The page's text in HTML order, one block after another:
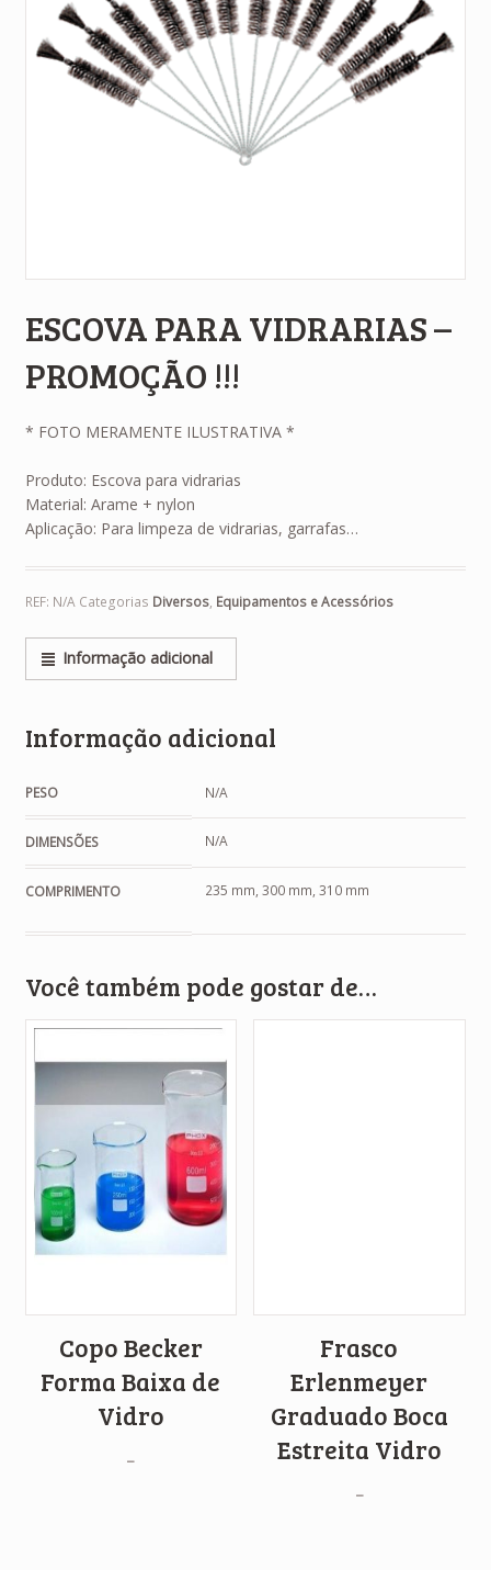
ESCOVA PARA VIDRARIAS –
PROMOÇÃO !!!
* FOTO MERAMENTE ILUSTRATIVA *
Produto: Escova para vidrarias
Material: Arame + nylon
Aplicação: Para limpeza de vidrarias, garrafas…
REF: N/A Categorias Diversos, Equipamentos e Acessórios
Informação adicional
Informação adicional
PESO N/A
DIMENSÕES N/A
COMPRIMENTO 235 mm, 300 mm, 310 mm
Você também pode gostar de…
Copo Becker
Forma Baixa de
Vidro
–
Frasco
Erlenmeyer
Graduado Boca
Estreita Vidro
–